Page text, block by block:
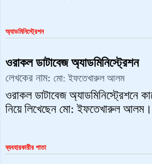
অ্যাডমিনিস্ট্রেশন
ওরাকল ডাটাবেজ অ্যাডমিনিস্ট্রেশন
লেখকের নাম: মো: ইফতেখারুল আলম
ওরাকল ডাটাবেজ অ্যাডমিনিস্ট্রেশনে
নিয়ে লিখেছেন মো: ইফতেখারুল আলম।
ব্যবহারকারীর পাতা